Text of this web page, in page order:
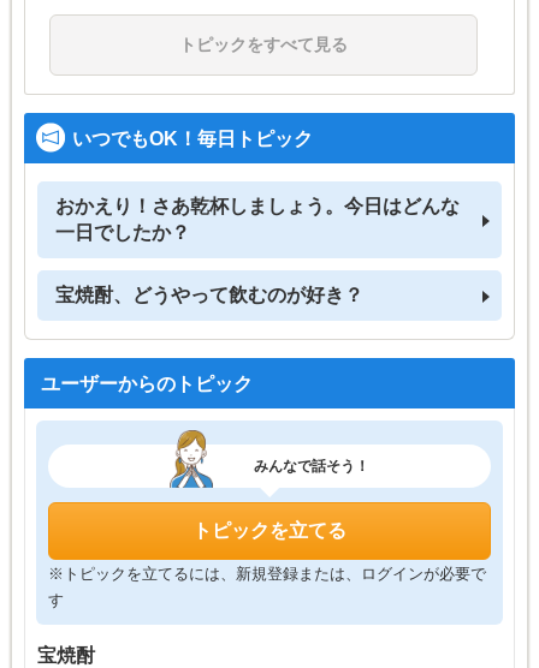
トピックをすべて見る
いつでもOK！毎日トピック
おかえり！さあ乾杯しましょう。今日はどんな
一日でしたか？
宝焼酎、どうやって飲むのが好き？
ユーザーからのトピック
みんなで話そう！
トピックを立てる
※トピックを立てるには、新規登録または、ログインが必要で
す
宝焼酎